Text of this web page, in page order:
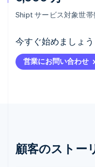
Shipt サービス対象世帯
今すぐ始めましょう
営業にお問い合わせ
顧客のストー
アイルランド
English
アメリカ
EnglishEspañol简体中文
English
エストニア